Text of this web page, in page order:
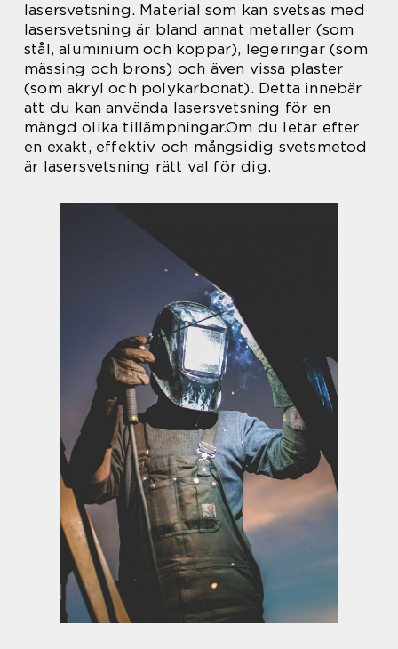
lasersvetsning. Material som kan svetsas med
lasersvetsning är bland annat metaller (som
stål, aluminium och koppar), legeringar (som
mässing och brons) och även vissa plaster
(som akryl och polykarbonat). Detta innebär
att du kan använda lasersvetsning för en
mängd olika tillämpningar.Om du letar efter
en exakt, effektiv och mångsidig svetsmetod
är lasersvetsning rätt val för dig.